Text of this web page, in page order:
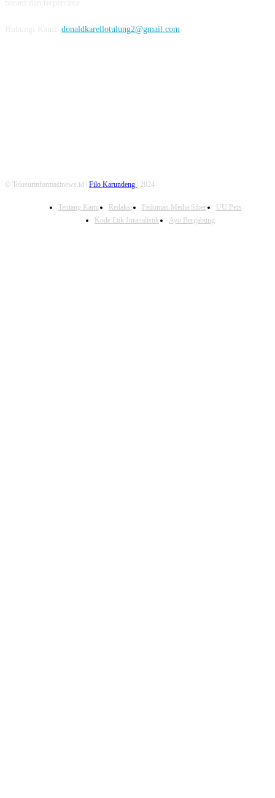
donaldkarellotulung2@gmail.com
© Telusurinformasinews.id | Filo Karundeng | 2024
Tentang Kami Redaksi Pedoman Media Siber
UU Pers
Kode Etik Juranalistik
Ayo Bergabung